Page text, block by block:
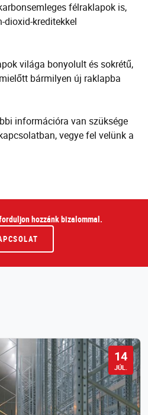
félraklapok is,
dioxid-kreditekkel
világa bonyolult és sokrétű,
bármilyen új raklapba
információra van szüksége
vegye fel velünk a
hozzánk bizalommal.
14
JÚL.